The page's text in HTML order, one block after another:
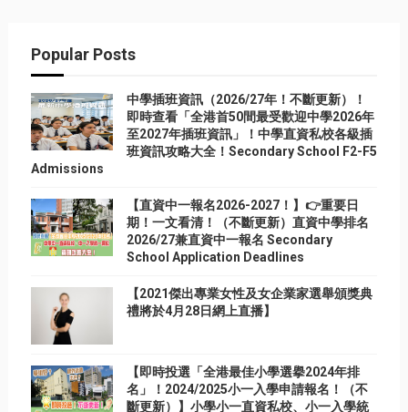
Popular Posts
中學插班資訊（2026/27年！不斷更新）！
即時查看「全港首50間最受歡迎中學2026年
至2027年插班資訊」！中學直資私校各級插
班資訊攻略大全！Secondary School F2-F5
Admissions
【直資中一報名2026-2027！】👉重要日
期！一文看清！（不斷更新）直資中學排名
2026/27兼直資中一報名 Secondary
School Application Deadlines
【2021傑出專業女性及女企業家選舉頒獎典
禮將於4月28日網上直播】
【即時投選「全港最佳小學選擧2024年排
名」！2024/2025小一入學申請報名！（不
斷更新）】小學小一直資私校、小一入學統